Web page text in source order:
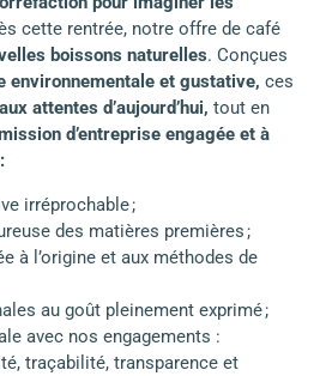
cette rentrée, notre offre de café
boissons naturelles. Conçues
environnementale et gustative, ces
attentes d’aujourd’hui, tout en
d’entreprise engagée et à
irréprochable ;
des matières premières ;
à l’origine et aux méthodes de
au goût pleinement exprimé ;
avec nos engagements :
traçabilité, transparence et